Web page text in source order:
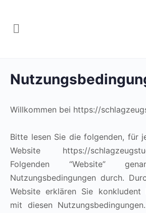
Willkommen bei https://
Bitte lesen Sie die folgenden, für
Website https://
Folgenden “Website”
Nutzungsbedingungen durch.
Website erklären Sie konkludent
mit diesen